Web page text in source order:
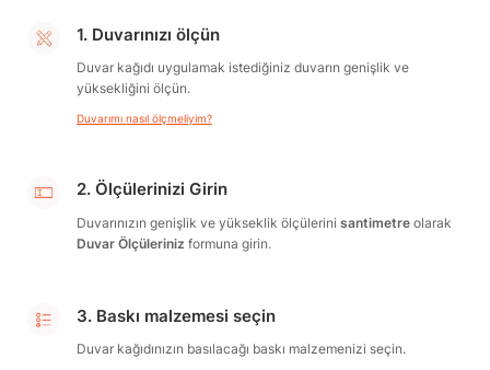
1. Duvarınızı ölçün
Duvar kağıdı uygulamak istediğiniz duvarın genişlik ve
yüksekliğini ölçün.
Duvarımı nasıl ölçmeliyim?
2. Ölçülerinizi Girin
Duvarınızın genişlik ve yükseklik ölçülerini santimetre olarak
Duvar Ölçüleriniz formuna girin.
3. Baskı malzemesi seçin
Duvar kağıdınızın basılacağı baskı malzemenizi seçin.